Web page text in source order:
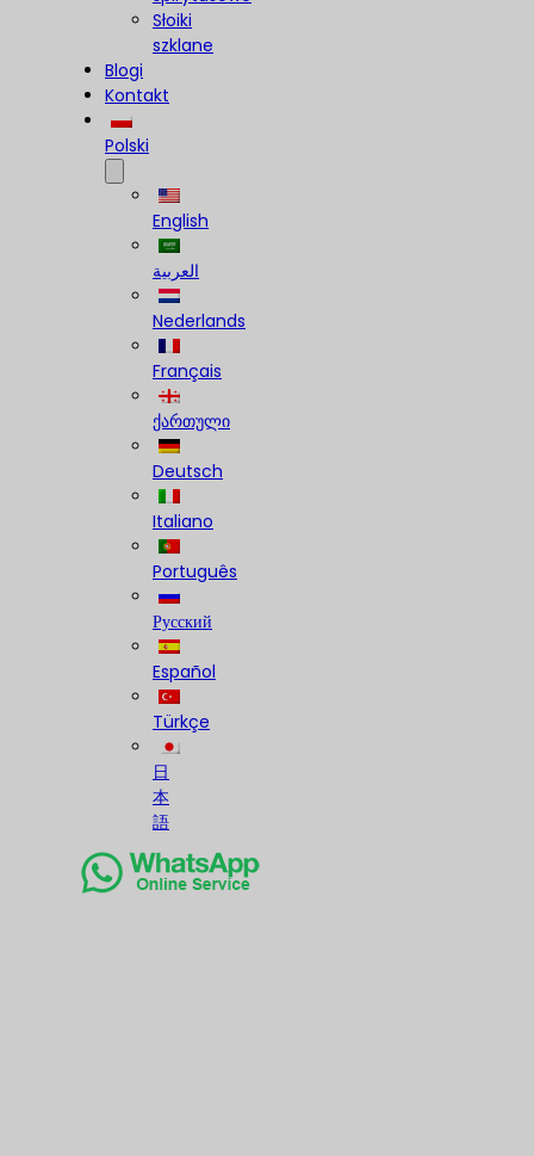
Słoiki
szklane
Blogi
Kontakt
Polski
English
العربية
Nederlands
Français
ქართული
Deutsch
Italiano
Português
Русский
Español
Türkçe
日
本
語